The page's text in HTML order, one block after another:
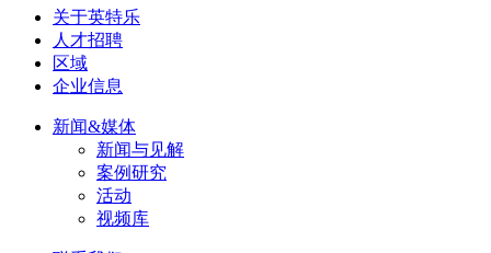
关于英特乐
人才招聘
区域
企业信息
新闻&媒体
新闻与见解
案例研究
活动
视频库